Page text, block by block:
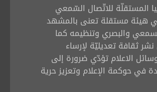
المستقلّة للاتّصال السّمعي
هيئة مستقلة تعنى بالمشهد
والبصري وتنظيمه كما
ثقافة تعديليّة لإرساء
الاعلام تؤدّي ضرورة إلى
في حوكمة الإعلام وتعزيز حرية